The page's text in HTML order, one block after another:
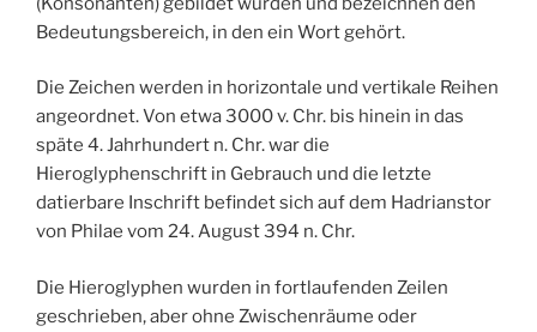
Bedeutungsbereich, in den ein Wort gehört.
Die Zeichen werden in horizontale und vertikale Reihen
angeordnet. Von etwa 3000 v. Chr. bis hinein in das
späte 4. Jahrhundert n. Chr. war die
Hieroglyphenschrift in Gebrauch und die letzte
datierbare Inschrift befindet sich auf dem Hadrianstor
von Philae vom 24. August 394 n. Chr.
Die Hieroglyphen wurden in fortlaufenden Zeilen
geschrieben, aber ohne Zwischenräume oder